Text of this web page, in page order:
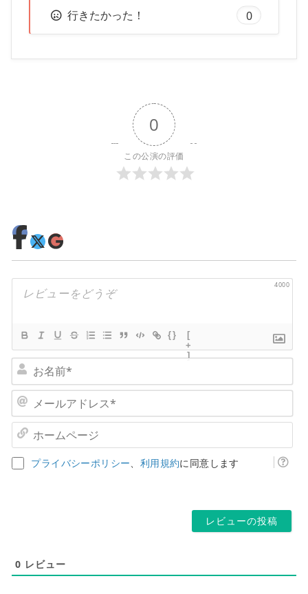
行きたかった！ 0
0
この公演の評価
4000
{}
[
+
]
ー
ア
ー
プライバシーポリシー、 利用規約に同意します
0 レビュー